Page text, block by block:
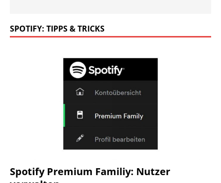
SPOTIFY: TIPPS & TRICKS
Spotify Premium Familiy: Nutzer